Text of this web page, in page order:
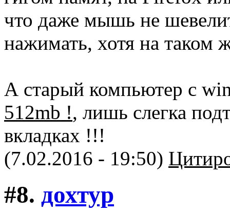
что даже мышь не
нажимать, хотя на таком
А старый компьютер c
512mb !, лишь слегка
вкладках !!!
(7.02.2016 - 19:50)
#8. дохтур